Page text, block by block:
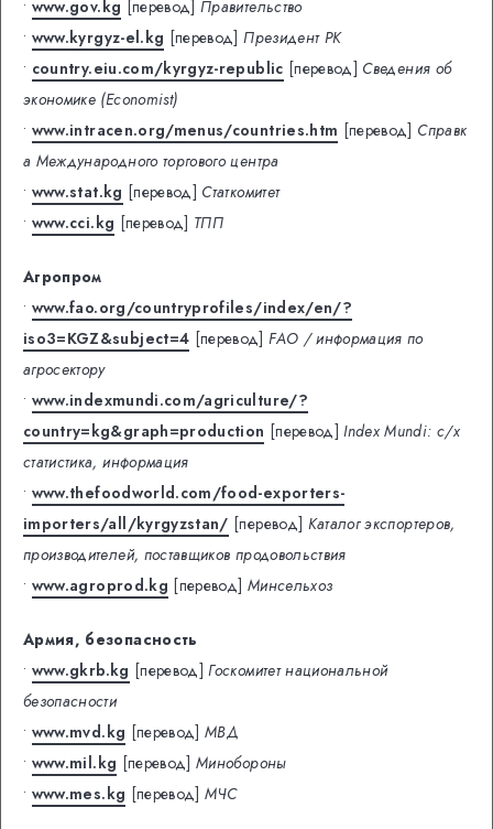
• www.gov.kg [перевод] Правительство
• www.kyrgyz-el.kg [перевод] Президент РК
• country.eiu.com/kyrgyz-republic [перевод] Сведения об
экономике (Economist)
• www.intracen.org/menus/countries.htm [перевод] Справк
а Международного торгового центра
• www.stat.kg [перевод] Статкомитет
• www.cci.kg [перевод] ТПП
Агропром
• www.fao.org/countryprofiles/index/en/?
iso3=KGZ&subject=4 [перевод] FAO / информация по
агросектору
• www.indexmundi.com/agriculture/?
country=kg&graph=production [перевод] Index Mundi: с/х
статистика, информация
• www.thefoodworld.com/food-exporters-
importers/all/kyrgyzstan/ [перевод] Каталог экспортеров,
производителей, поставщиков продовольствия
• www.agroprod.kg [перевод] Минсельхоз
Армия, безопасность
• www.gkrb.kg [перевод] Госкомитет национальной
безопасности
• www.mvd.kg [перевод] МВД
• www.mil.kg [перевод] Минобороны
• www.mes.kg [перевод] МЧС